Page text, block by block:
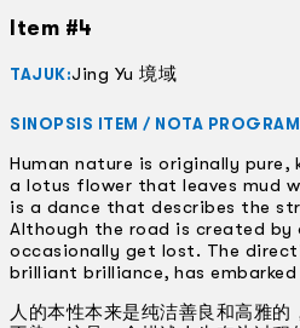
Item #4
TAJUK:Jing Yu 境域
SINOPSIS ITEM / NOTA
Human nature is originally pure,
a lotus flower that leaves mud
is a dance that describes the
Although the road is created by
occasionally get lost. The
brilliant brilliance, has
人的本性本来是纯洁善良和高雅